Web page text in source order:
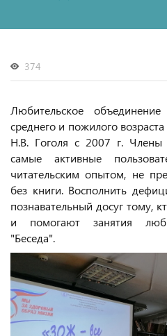
374
Любительское
среднего и пожилого
Н.В. Гоголя с 2007 г.
самые активные
читательским опытом, не
без книги. Восполнить
познавательный досуг тому,
и помогают занятия
"Беседа".